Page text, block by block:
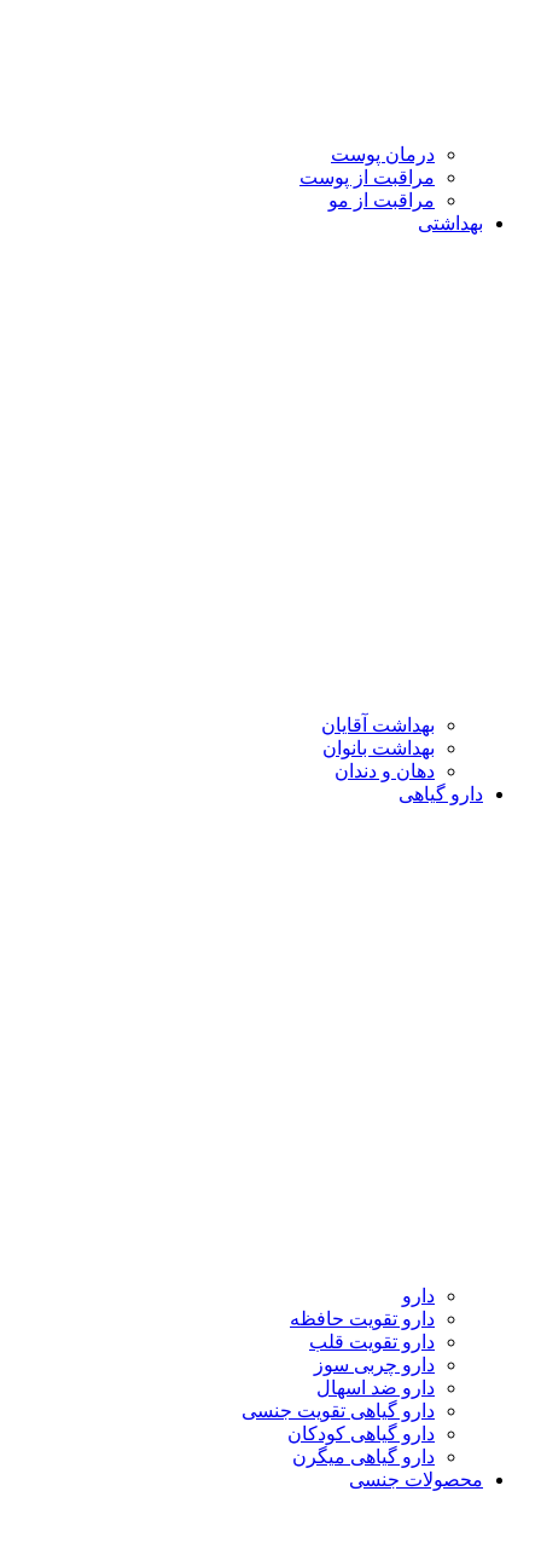
درمان پوست
مراقبت از پوست
مراقبت از مو
بهداشتی
بهداشت آقایان
بهداشت بانوان
دهان و دندان
دارو گیاهی
دارو
دارو تقویت حافظه
دارو تقویت قلب
دارو چربی سوز
دارو ضد اسهال
دارو گیاهی تقویت جنسی
دارو گیاهی کودکان
دارو گیاهی میگرن
محصولات جنسی